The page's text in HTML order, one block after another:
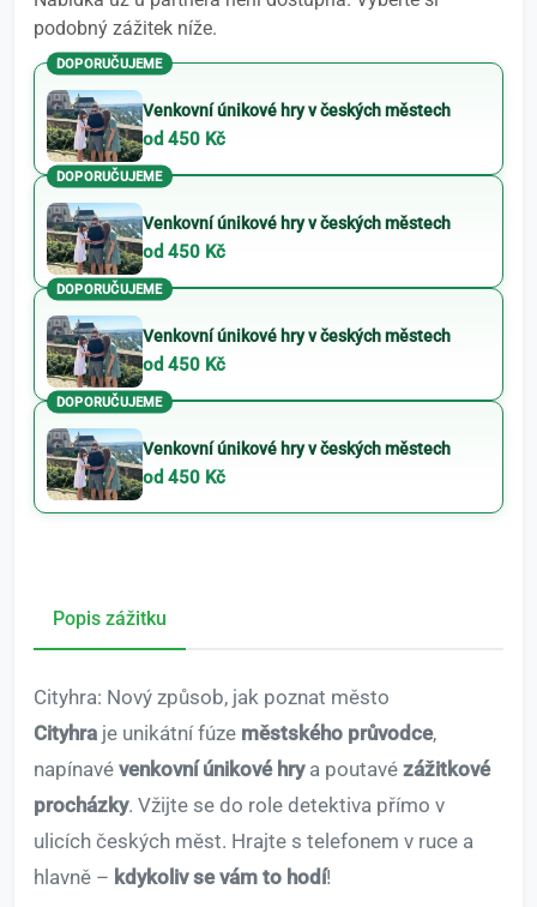
podobný zážitek níže.
DOPORUČUJEME
Venkovní únikové hry v českých městech
od 450 Kč
DOPORUČUJEME
Venkovní únikové hry v českých městech
od 450 Kč
DOPORUČUJEME
Venkovní únikové hry v českých městech
od 450 Kč
DOPORUČUJEME
Venkovní únikové hry v českých městech
od 450 Kč
Popis zážitku
Cityhra: Nový způsob, jak poznat město
Cityhra je unikátní fúze městského průvodce,
napínavé venkovní únikové hrya poutavé zážitkové
procházky. Vžijte se do role detektiva přímo v
ulicích českých měst. Hrajte s telefonem v ruce a
hlavně – kdykoliv se vám to hodí!